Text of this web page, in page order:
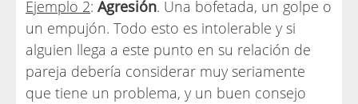
Ejemplo 2: Agresión. Una bofetada, un golpe o
un empujón. Todo esto es intolerable y si
alguien llega a este punto en su relación de
pareja debería considerar muy seriamente
que tiene un problema, y un buen consejo